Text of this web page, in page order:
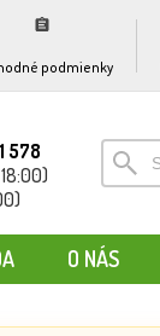
podmienky
578
O NÁS